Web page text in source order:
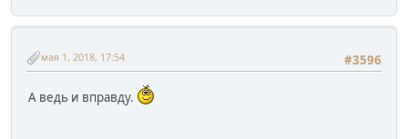
#3596
мая 1, 2018, 17:54
А ведь и вправду.